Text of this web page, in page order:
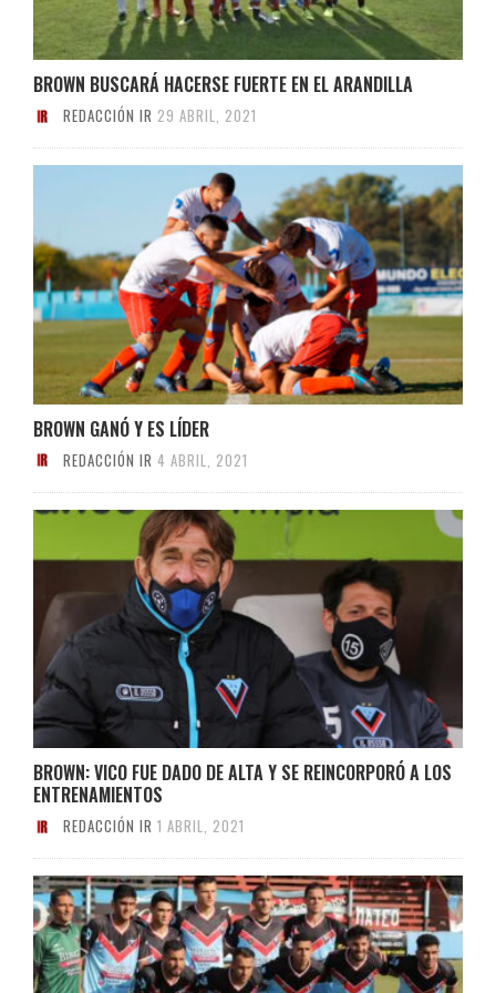
BROWN BUSCARÁ HACERSE FUERTE EN EL ARANDILLA
REDACCIÓN IR 29 ABRIL, 2021
BROWN GANÓ Y ES LÍDER
REDACCIÓN IR 4 ABRIL, 2021
BROWN: VICO FUE DADO DE ALTA Y SE REINCORPORÓ A LOS
ENTRENAMIENTOS
REDACCIÓN IR 1 ABRIL, 2021